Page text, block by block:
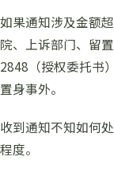
如果通知涉及金额
院、上诉部门、留
2848（授权委托书
置身事外。
收到通知不知如何处
程度。